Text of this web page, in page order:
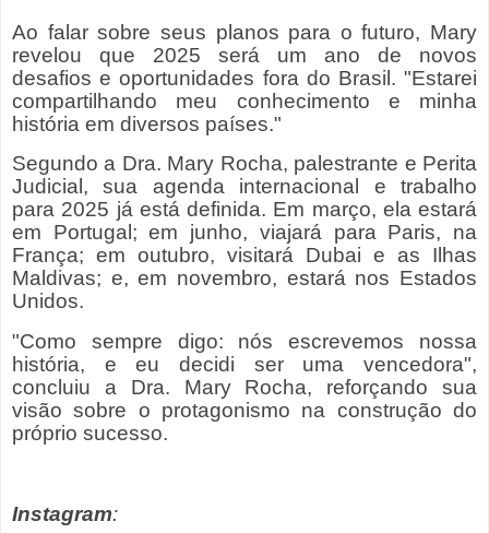
Ao falar sobre seus planos para o futuro, Mary
revelou que 2025 será um ano de novos
desafios e oportunidades fora do Brasil. "Estarei
compartilhando meu conhecimento e minha
história em diversos países."
Segundo a Dra. Mary Rocha, palestrante e Perita
Judicial, sua agenda internacional e trabalho
para 2025 já está definida. Em março, ela estará
em Portugal; em junho, viajará para Paris, na
França; em outubro, visitará Dubai e as Ilhas
Maldivas; e, em novembro, estará nos Estados
Unidos.
"Como sempre digo: nós escrevemos nossa
história, e eu decidi ser uma vencedora",
concluiu a Dra. Mary Rocha, reforçando sua
visão sobre o protagonismo na construção do
próprio sucesso.
Instagram: